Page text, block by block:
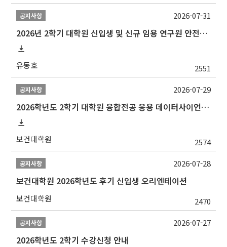
공지사항
2026년 2학기 대학원 신입생 및 신규 임용 연구원 안전환경교육(신규교육) 실시 안내
유동호 2551
2026-07-31
공지사항
2026학년도 2학기 대학원 융합전공 응용 데이터사이언스 선발 계획 알림
보건대학원 2574
2026-07-29
공지사항
보건대학원 2026학년도 후기 신입생 오리엔테이션
보건대학원 2470
2026-07-28
공지사항
2026학년도 2학기 수강신청 안내
2026-07-27